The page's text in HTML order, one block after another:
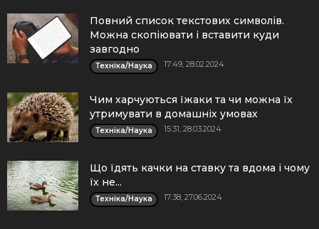
Повний список текстових символів.
Можна скопіювати і вставити куди
завгодно
Техніка/Наука 17:49, 28.02.2024
Чим харчуються їжаки та чи можна їх
утримувати в домашніх умовах
Техніка/Наука 15:31, 28.03.2024
Що їдять качки на ставку та вдома і чому
їх не...
Техніка/Наука 17:38, 27.06.2024